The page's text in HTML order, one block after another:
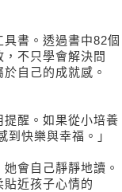
書。透過書中82個
不只學會解決問
自己的成就感。
提醒。如果從小培養
快樂與幸福。」
會自己靜靜地讀。
近孩子心情的